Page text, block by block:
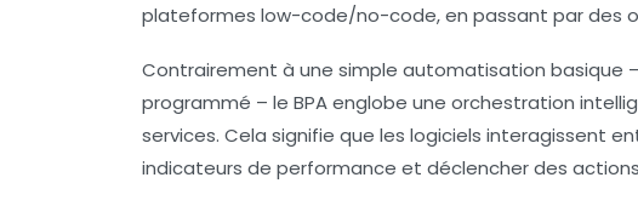
plateformes low-code/no-code, en passant par des
Contrairement à une simple automatisation basique –
programmé – le BPA englobe une orchestration
services. Cela signifie que les logiciels interagissent
indicateurs de performance et déclencher des